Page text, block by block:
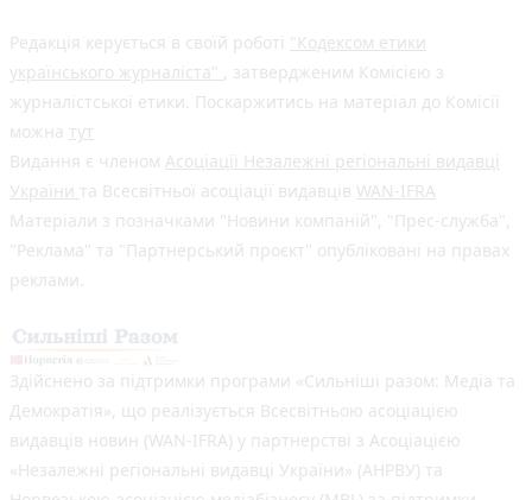
Редакція керується в своїй роботі "Кодексом етики
українського журналіста" , затвердженим Комісією з
журналістської етики. Поскаржитись на матеріал до Комісії
можна тут
Видання є членом Асоціації Незалежні регіональні видавці
України та Всесвітньої асоціації видавців WAN-IFRA
Матеріали з позначками "Новини компаній", "Прес-служба",
"Реклама" та "Партнерський проєкт" опубліковані на правах
реклами.
Здійснено за підтримки програми «Сильніші разом: Медіа та
Демократія», що реалізується Всесвітньою асоціацією
видавців новин (WAN-IFRA) у партнерстві з Асоціацією
«Незалежні регіональні видавці України» (АНРВУ) та